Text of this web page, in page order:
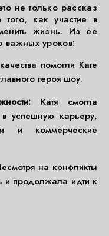
не только рассказ
как участие в
жизнь. Из ее
важных уроков:
помогли Кате
героя шоу.
Катя смогла
в успешную карьеру,
и коммерческие
на конфликты
и продолжала идти к